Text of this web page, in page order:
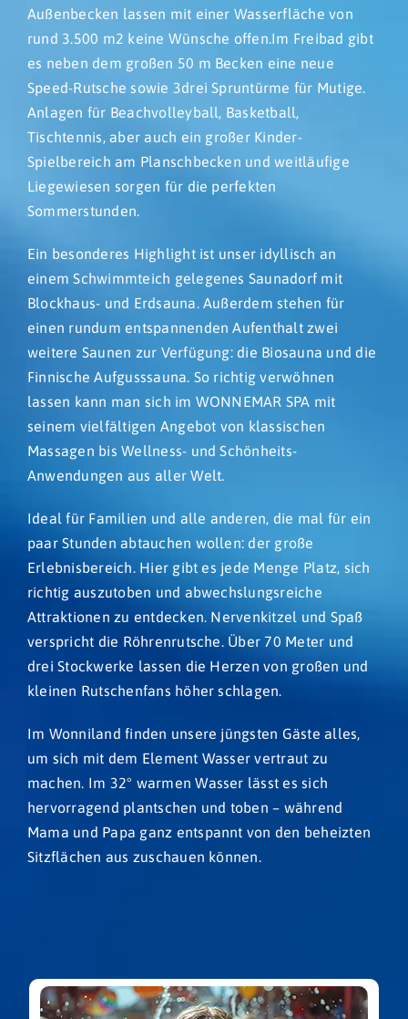
Außenbecken lassen mit einer Wasserfläche von
rund 3.500 m2 keine Wünsche offen.Im Freibad gibt
es neben dem großen 50 m Becken eine neue
Speed-Rutsche sowie 3drei Spruntürme für Mutige.
Anlagen für Beachvolleyball, Basketball,
Tischtennis, aber auch ein großer Kinder-
Spielbereich am Planschbecken und weitläufige
Liegewiesen sorgen für die perfekten
Sommerstunden.
Ein besonderes Highlight ist unser idyllisch an
einem Schwimmteich gelegenes Saunadorf mit
Blockhaus- und Erdsauna. Außerdem stehen für
einen rundum entspannenden Aufenthalt zwei
weitere Saunen zur Verfügung: die Biosauna und die
Finnische Aufgusssauna. So richtig verwöhnen
lassen kann man sich im WONNEMAR SPA mit
seinem vielfältigen Angebot von klassischen
Massagen bis Wellness- und Schönheits-
Anwendungen aus aller Welt.
Ideal für Familien und alle anderen, die mal für ein
paar Stunden abtauchen wollen: der große
Erlebnisbereich. Hier gibt es jede Menge Platz, sich
richtig auszutoben und abwechslungsreiche
Attraktionen zu entdecken. Nervenkitzel und Spaß
verspricht die Röhrenrutsche. Über 70 Meter und
drei Stockwerke lassen die Herzen von großen und
kleinen Rutschenfans höher schlagen.
Im Wonniland finden unsere jüngsten Gäste alles,
um sich mit dem Element Wasser vertraut zu
machen. Im 32° warmen Wasser lässt es sich
hervorragend plantschen und toben – während
Mama und Papa ganz entspannt von den beheizten
Sitzflächen aus zuschauen können.